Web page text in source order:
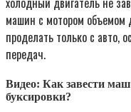
машин с мотором объемом
проделать только с авто,
передач.
Видео: Как завести
буксировки?